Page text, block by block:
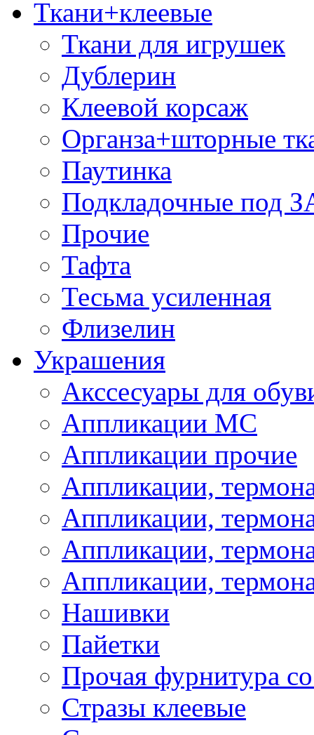
Ткани+клеевые
Ткани для игрушек
Дублерин
Клеевой корсаж
Органза+шторные
Паутинка
Подкладочные под
Прочие
Тафта
Тесьма усиленная
Флизелин
Украшения
Акссесуары для
Аппликации МС
Аппликации прочие
Аппликации,
Аппликации,
Аппликации,
Аппликации,
Нашивки
Пайетки
Прочая фурнитура
Стразы клеевые